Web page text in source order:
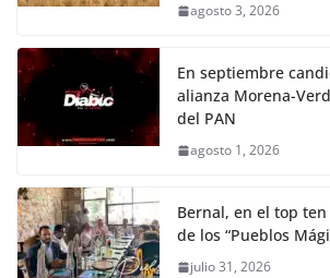
agosto 3, 2026
En septiembre
alianza Morena-
del PAN
agosto 1, 2026
Bernal, en el top
de los “Pueblos
julio 31, 2026